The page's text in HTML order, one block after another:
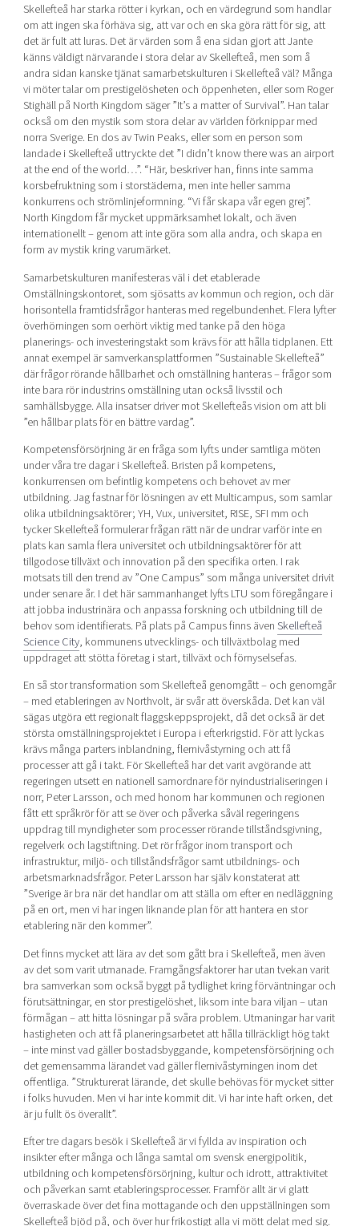
Skellefteå har starka rötter i kyrkan, och en värdegrund som handlar
om att ingen ska förhäva sig, att var och en ska göra rätt för sig, att
det är fult att luras. Det är värden som å ena sidan gjort att Jante
känns väldigt närvarande i stora delar av Skellefteå, men som å
andra sidan kanske tjänat samarbetskulturen i Skellefteå väl? Många
vi möter talar om prestigelösheten och öppenheten, eller som Roger
Stighäll på North Kingdom säger”It’s a matter of Survival”. Han talar
också om den mystik som stora delar av världen förknippar med
norra Sverige. En dos av Twin Peaks, eller som en person som
landade i Skellefteå uttryckte det”I didn’t know there was an airport
at the end of the world…”. “Här, beskriver han, finns inte samma
korsbefruktning som i storstäderna, men inte heller samma
konkurrens och strömlinjeformning. “Vi får skapa vår egen grej”.
North Kingdom får mycket uppmärksamhet lokalt, och även
internationellt – genom att inte göra som alla andra, och skapa en
form av mystik kring varumärket.
Samarbetskulturen manifesteras väl i det etablerade
Omställningskontoret, som sjösatts av kommun och region, och där
horisontella framtidsfrågor hanteras med regelbundenhet. Flera lyfter
överhörningen som oerhört viktig med tanke på den höga
planerings- och investeringstakt som krävs för att hålla tidplanen. Ett
annat exempel är samverkansplattformen ”Sustainable Skellefteå”
där frågor rörande hållbarhet och omställning hanteras – frågor som
inte bara rör industrins omställning utan också livsstil och
samhällsbygge. Alla insatser driver mot Skellefteås vision om att bli
”en hållbar plats för en bättre vardag”.
Kompetensförsörjning är en fråga som lyfts under samtliga möten
under våra tre dagar i Skellefteå. Bristen på kompetens,
konkurrensen om befintlig kompetens och behovet av mer
utbildning. Jag fastnar för lösningen av ett Multicampus, som samlar
olika utbildningsaktörer; YH, Vux, universitet, RISE, SFI mm och
tycker Skellefteå formulerar frågan rätt när de undrar varför inte en
plats kan samla flera universitet och utbildningsaktörer för att
tillgodose tillväxt och innovation på den specifika orten. I rak
motsats till den trend av ”One Campus” som många universitet drivit
under senare år. I det här sammanhanget lyfts LTU som föregångare i
att jobba industrinära och anpassa forskning och utbildning till de
behov som identifierats. På plats på Campus finns ävenSkellefteå
Science City, kommunens utvecklings- och tillväxtbolag med
uppdraget att stötta företag i start, tillväxt och förnyselsefas.
En så stor transformation som Skellefteå genomgått – och genomgår
– med etableringen av Northvolt, är svår att överskåda. Det kan väl
sägas utgöra ett regionalt flaggskeppsprojekt, då det också är det
största omställningsprojektet i Europa i efterkrigstid. För att lyckas
krävs många parters inblandning, flernivåstyrning och att få
processer att gå i takt. För Skellefteå har det varit avgörande att
regeringen utsett en nationell samordnare för nyindustrialiseringen i
norr, Peter Larsson, och med honom har kommunen och regionen
fått ett språkrör för att se över och påverka såväl regeringens
uppdrag till myndigheter som processer rörande tillståndsgivning,
regelverk och lagstiftning. Det rör frågor inom transport och
infrastruktur, miljö- och tillståndsfrågor samt utbildnings- och
arbetsmarknadsfrågor. Peter Larsson har själv konstaterat att
”Sverige är bra när det handlar om att ställa om efter en nedläggning
på en ort, men vi har ingen liknande plan för att hantera en stor
etablering när den kommer”.
Det finns mycket att lära av det som gått bra i Skellefteå, men även
av det som varit utmanade. Framgångsfaktorer har utan tvekan varit
bra samverkan som också byggt på tydlighet kring förväntningar och
förutsättningar, en stor prestigelöshet, liksom inte bara viljan – utan
förmågan – att hitta lösningar på svåra problem. Utmaningar har varit
hastigheten och att få planeringsarbetet att hålla tillräckligt hög takt
– inte minst vad gäller bostadsbyggande, kompetensförsörjning och
det gemensamma lärandet vad gäller flernivåstyrningen inom det
offentliga. ”Strukturerat lärande, det skulle behövas för mycket sitter
i folks huvuden. Men vi har inte kommit dit. Vi har inte haft orken, det
är ju fullt ös överallt”.
Efter tre dagars besök i Skellefteå är vi fyllda av inspiration och
insikter efter många och långa samtal om svensk energipolitik,
utbildning och kompetensförsörjning, kultur och idrott, attraktivitet
och påverkan samt etableringsprocesser. Framför allt är vi glatt
överraskadeöver det fina mottagande och den uppställningen som
Skellefteå bjöd på, och över hur frikostigt alla vi mött delat med sig.